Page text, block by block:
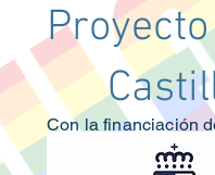
Con la financiación